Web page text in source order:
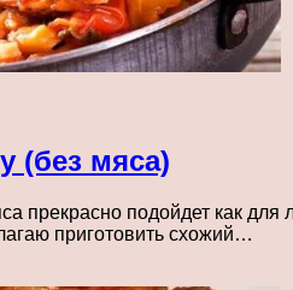
(без мяса)
прекрасно подойдет как для
приготовить схожий…